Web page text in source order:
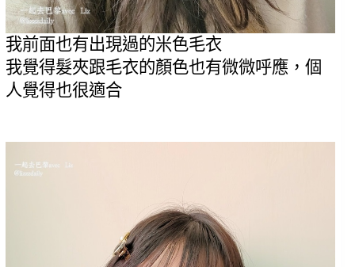
我前面也有出現過的米色毛衣
我覺得髮夾跟毛衣的顏色也有微微呼應，個
人覺得也很適合